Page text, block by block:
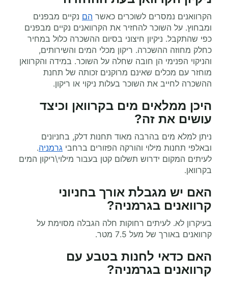
הקרוואנים נמסרים לשוכרים כאשר הם נקיים מבפנים
ומבחוץ. על השוכר להחזיר את הקרוואנים נקיים מבפנים
כפי שהתקבל. ניקיון חיצוני בסיום ההשכרה כלול במחיר
כחלק מחוזה ההשכרה. ריקון מכלי המים והשירותים,
והניקוי הפנימי הן חובה שחלה על השוכר. במידה והקרוואן
מוחזר עם מכלים שאינם מרוקנים זכותה של תחנת
ההשכרה לחייב את השוכר בעלות ניקוי או ריקון.
היכן ממלאים מים בקרוואן וכיצד
עושים את זה?
ניתן למלא מים בהרבה מאוד תחנות דלק, בחניונים
ובאלפי תחנות מילוי והורקה הפזורים ברחבי גרמניה.
לעיתים המקום ידרוש תשלום קטן בעבור מילוי\ריקון המים
בקרוואן.
האם יש מגבלת אורך בחניוני
קרוואנים בגרמניה?
בעיקרון לא. לעיתים רחוקות חלה הגבלה מסוימת על
קרוואנים באורך של מעל 7.5 מטר.
האם כדאי לחנות בטבע עם
קרוואנים בגרמניה?